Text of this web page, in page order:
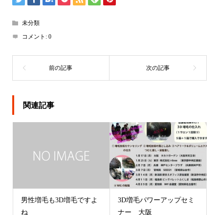
未分類
コメント: 0
関連記事
男性増毛も3D増毛ですよ
ね
3D増毛パワーアップセミ
ナー 大阪